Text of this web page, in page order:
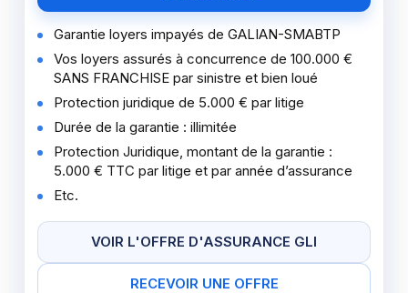
Garantie loyers impayés de GALIAN-SMABTP
Vos loyers assurés à concurrence de 100.000 €
SANS FRANCHISE par sinistre et bien loué
Protection juridique de 5.000 € par litige
Durée de la garantie : illimitée
Protection Juridique, montant de la garantie :
5.000 € TTC par litige et par année d’assurance
Etc.
VOIR L'OFFRE D'ASSURANCE GLI
RECEVOIR UNE OFFRE